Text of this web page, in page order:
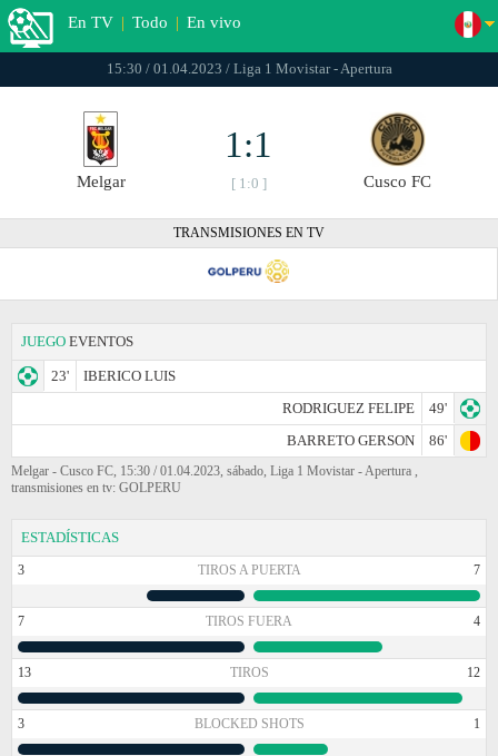
En TV | Todo | En vivo
15:30 / 01.04.2023 / Liga 1 Movistar - Apertura
Melgar
1:1
[ 1:0 ] Cusco FC
TRANSMISIONES EN TV
JUEGO EVENTOS
23'
IBERICO LUIS
RODRIGUEZ FELIPE
49'
BARRETO GERSON
86'
Melgar - Cusco FC, 15:30 / 01.04.2023, sábado, Liga 1 Movistar - Apertura ,
transmisiones en tv: GOLPERU
ESTADÍSTICAS
3 TIROS A PUERTA 7
7 TIROS FUERA 4
13 TIROS 12
3 BLOCKED SHOTS 1